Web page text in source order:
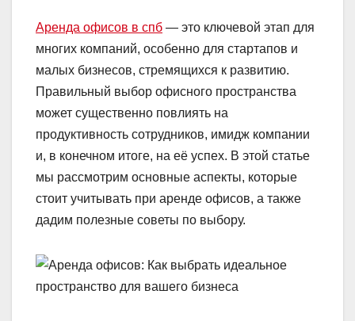
Аренда офисов в спб — это ключевой этап для
многих компаний, особенно для стартапов и
малых бизнесов, стремящихся к развитию.
Правильный выбор офисного пространства
может существенно повлиять на
продуктивность сотрудников, имидж компании
и, в конечном итоге, на её успех. В этой статье
мы рассмотрим основные аспекты, которые
стоит учитывать при аренде офисов, а также
дадим полезные советы по выбору.